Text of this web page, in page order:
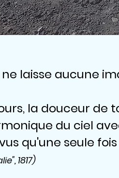
ne laisse aucune
la douceur de
du ciel
qu'une seule
1817)